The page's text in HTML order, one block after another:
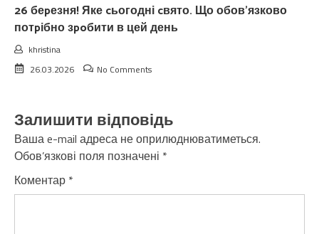
26 беpезня! Яке cьогодні cвято. Що обов’язково
потpібно зpoбити в цей день
khristina
26.03.2026
No Comments
Залишити відповідь
Ваша e-mail адреса не оприлюднюватиметься.
Обов’язкові поля позначені *
Коментар *